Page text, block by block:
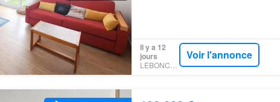
Il y a 12
jours
Voir l'annonce